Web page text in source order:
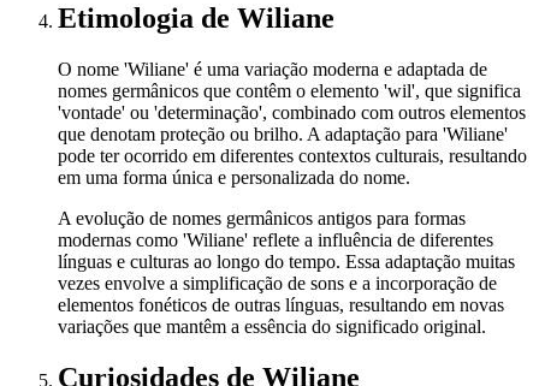
Etimologia de Wiliane
O nome 'Wiliane' é uma variação moderna e adaptada de
nomes germânicos que contêm o elemento 'wil', que significa
'vontade' ou 'determinação', combinado com outros elementos
que denotam proteção ou brilho. A adaptação para 'Wiliane'
pode ter ocorrido em diferentes contextos culturais, resultando
em uma forma única e personalizada do nome.
A evolução de nomes germânicos antigos para formas
modernas como 'Wiliane' reflete a influência de diferentes
línguas e culturas ao longo do tempo. Essa adaptação muitas
vezes envolve a simplificação de sons e a incorporação de
elementos fonéticos de outras línguas, resultando em novas
variações que mantêm a essência do significado original.
Curiosidades de Wiliane